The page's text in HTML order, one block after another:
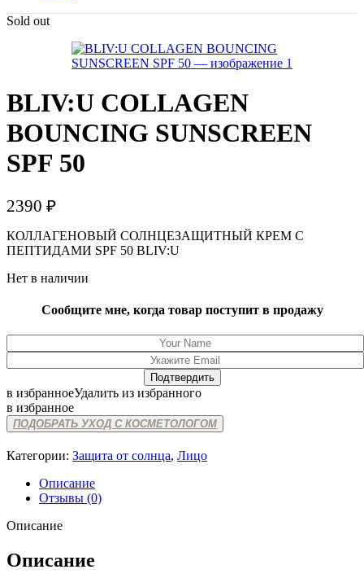
Sold out
BLIV:U COLLAGEN
BOUNCING SUNSCREEN
SPF 50
2390 ₽
КОЛЛАГЕНОВЫЙ СОЛНЦЕЗАЩИТНЫЙ КРЕМ С
ПЕПТИДАМИ SPF 50 BLIV:U
Нет в наличии
Сообщите мне, когда товар поступит в продажу
в избранноеУдалить из избранного
в избранное
ПОДОБРАТЬ УХОД С КОСМЕТОЛОГОМ
Категории: Защита от солнца, Лицо
Описание
Отзывы (0)
Описание
Описание